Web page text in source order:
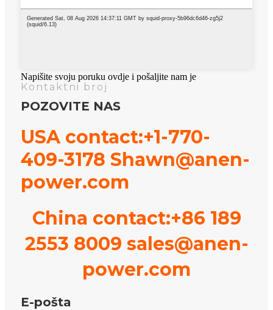
Napišite svoju poruku ovdje i pošaljite nam je
Kontaktni broj
POZOVITE NAS
USA contact:+1-770-
409-3178 Shawn@anen-
power.com
China contact:+86 189
2553 8009 sales@anen-
power.com
E-pošta